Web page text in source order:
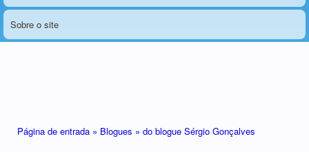
Sobre o site
Página de entrada » Blogues » do blogue Sérgio Gonçalves